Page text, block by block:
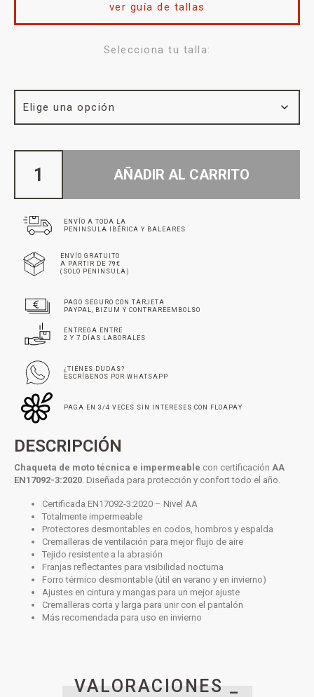
Selecciona tu talla:
ver guía de tallas
AÑADIR AL CARRITO
ENVÍO A TODA LA
PENINSULA IBÉRICA Y BALEARES
ENVÍO GRATUITO
A PARTIR DE 79€
(SOLO PENINSULA)
PAGO SEGURO CON TARJETA
PAYPAL, BIZUM Y CONTRAREEMBOLSO
ENTREGA ENTRE
2 Y 7 DÍAS LABORALES
¿TIENES DUDAS?
ESCRÍBENOS POR WHATSAPP
PAGA EN 3/4 VECES SIN INTERESES CON FLOAPAY
DESCRIPCIÓN
Chaqueta de moto técnica e impermeable con certificación AA
EN17092-3:2020. Diseñada para protección y confort todo el año.
Certificada EN17092-3:2020 – Nivel AA
Totalmente impermeable
Protectores desmontables en codos, hombros y espalda
Cremalleras de ventilación para mejor flujo de aire
Tejido resistente a la abrasión
Franjas reflectantes para visibilidad nocturna
Forro térmico desmontable (útil en verano y en invierno)
Ajustes en cintura y mangas para un mejor ajuste
Cremalleras corta y larga para unir con el pantalón
Más recomendada para uso en invierno
VALORACIONES _